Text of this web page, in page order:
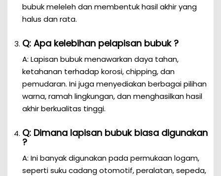
bubuk meleleh dan membentuk hasil akhir yang
halus dan rata.
Q: Apa kelebihan pelapisan bubuk ?
A: Lapisan bubuk menawarkan daya tahan,
ketahanan terhadap korosi, chipping, dan
pemudaran. Ini juga menyediakan berbagai pilihan
warna, ramah lingkungan, dan menghasilkan hasil
akhir berkualitas tinggi.
Q: Dimana lapisan bubuk biasa digunakan
?
A: Ini banyak digunakan pada permukaan logam,
seperti suku cadang otomotif, peralatan, sepeda,